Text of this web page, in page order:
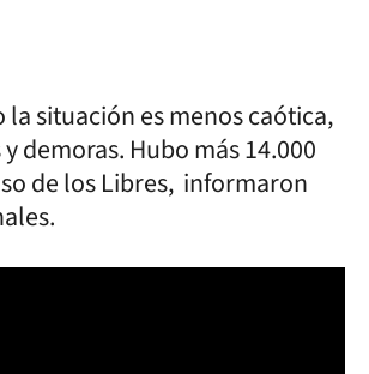
la situación es menos caótica,
demoras. Hubo más 14.000
de los Libres, informaron